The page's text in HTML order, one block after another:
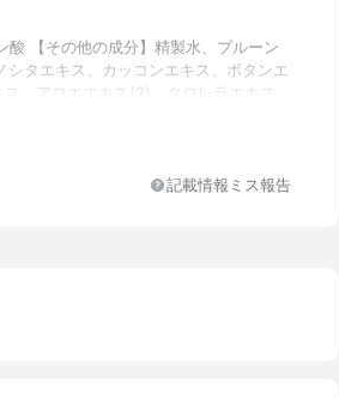
酸 【その他の成分】精製水、プルーン
タエキス、カッコンエキス、ボタンエ
、アロエエキス(2)、クロレラエキス、
、ポリオキシブチレンポリオキシエチ
ナトリウム共重合体/イソヘキサデカン/
記載情報ミス報告